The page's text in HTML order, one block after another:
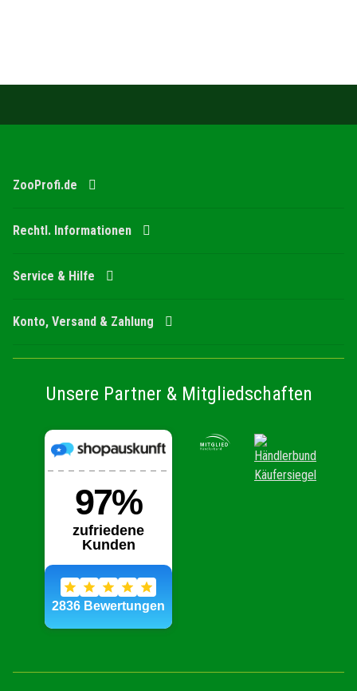
ZooProfi.de
Rechtl. Informationen
Service & Hilfe
Konto, Versand & Zahlung
Unsere Partner & Mitgliedschaften